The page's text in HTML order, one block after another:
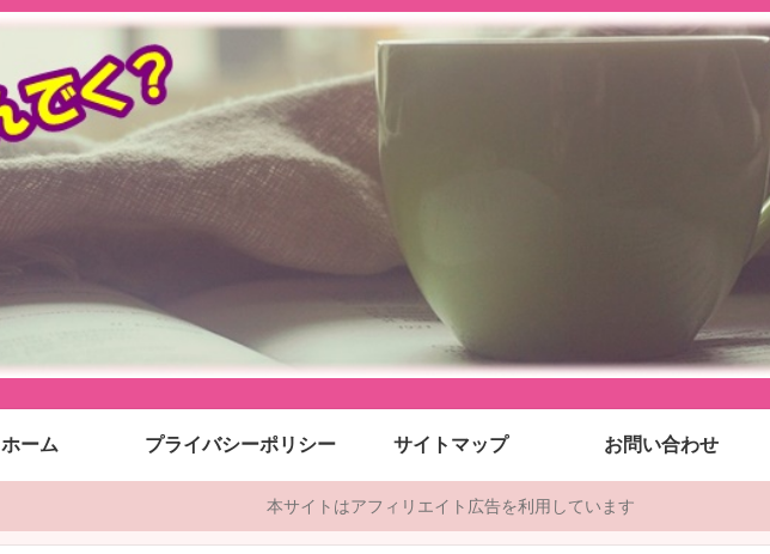
ホーム プライバシーポリシー サイトマップ お問い合わせ
本サイトはアフィリエイト広告を利用しています